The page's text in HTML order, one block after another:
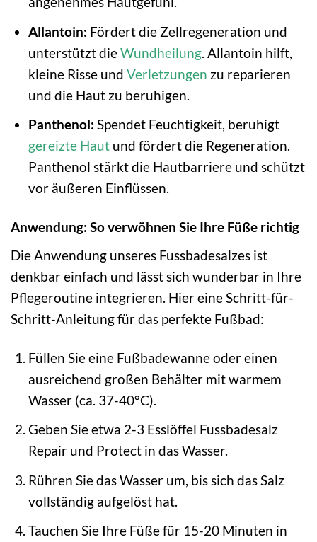
Allantoin: Fördert die Zellregeneration und
unterstützt dieWundheilung. Allantoin hilft,
kleine Risse und Verletzungen zu reparieren
und die Haut zu beruhigen.
Panthenol: Spendet Feuchtigkeit, beruhigt
gereizte Hautund fördert die Regeneration.
Panthenol stärkt die Hautbarriere und schützt
vor äußeren Einflüssen.
Anwendung: So verwöhnen Sie Ihre Füße richtig
Die Anwendung unseres Fussbadesalzes ist
denkbar einfach und lässt sich wunderbar in Ihre
Pflegeroutine integrieren. Hier eine Schritt-für-
Schritt-Anleitung für das perfekte Fußbad:
Füllen Sie eine Fußbadewanne oder einen
ausreichend großen Behälter mit warmem
Wasser (ca. 37-40°C).
Geben Sie etwa 2-3 Esslöffel Fussbadesalz
Repair und Protect in das Wasser.
Rühren Sie das Wasser um, bis sich das Salz
vollständig aufgelöst hat.
Tauchen Sie Ihre Füße für 15-20 Minuten in